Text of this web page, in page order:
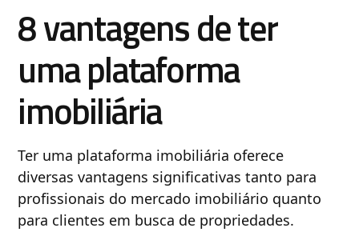
8 vantagens de ter
uma plataforma
imobiliária
Ter uma plataforma imobiliária oferece
diversas vantagens significativas tanto para
profissionais do mercado imobiliário quanto
para clientes em busca de propriedades.